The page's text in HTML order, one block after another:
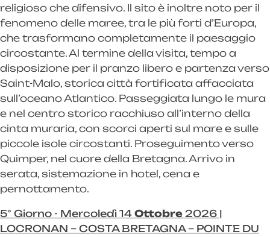
religioso che difensivo. Il sito è inoltre noto per il
fenomeno delle maree, tra le più forti d’Europa,
che trasformano completamente il paesaggio
circostante. Al termine della visita, tempo a
disposizione per il pranzo libero e partenza verso
Saint-Malo, storica città fortificata affacciata
sull’oceano Atlantico. Passeggiata lungo le mura
e nel centro storico racchiuso all’interno della
cinta muraria, con scorci aperti sul mare e sulle
piccole isole circostanti. Proseguimento verso
Quimper, nel cuore della Bretagna. Arrivo in
serata, sistemazione in hotel, cena e
pernottamento.
5° Giorno - Mercoledì 14 Ottobre 2026 |
LOCRONAN – COSTA BRETAGNA – POINTE DU